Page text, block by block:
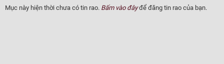
GIÁ XE XUẤT XỨ
Mục này hiện thời chưa có tin rao. Bấm vào đâyđể đăng tin rao của bạn.